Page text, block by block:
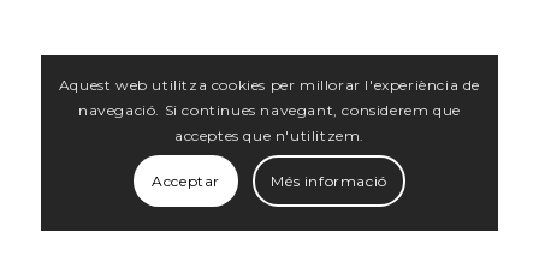
Aquest web utilitza cookies per millorar l'experiència de
navegació. Si continues navegant, considerem que
acceptes que n'utilitzem.
Acceptar Més informació